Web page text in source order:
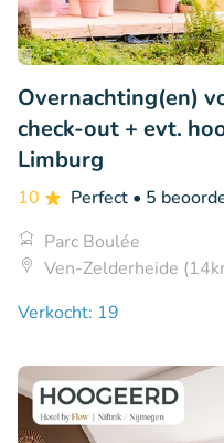
Overnachting(en)
check-out + evt.
Limburg
10 Perfect • 5
Parc Boulée
Ven-Zelderheide
Verkocht: 19